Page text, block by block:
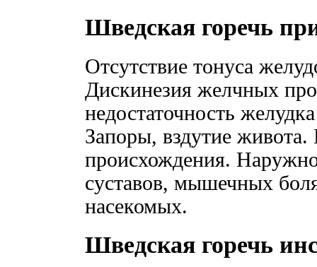
Шведская горечь
Отсутствие тонуса
Дискинезия желчных
недостаточность
Запоры, вздутие живота.
происхождения.
суставов, мышечных
насекомых.
Шведская горечь